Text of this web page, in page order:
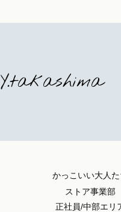
Y.takashima
かっこいい大人た
ストア事業部
正社員/中部エリ